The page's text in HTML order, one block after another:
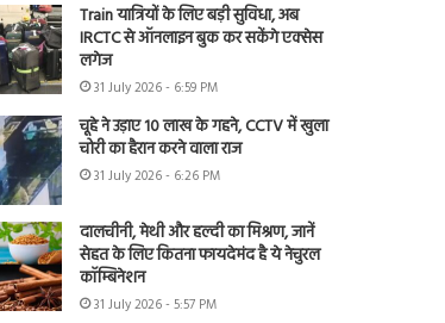
Train यात्रियों के लिए बड़ी सुविधा, अब
IRCTC से ऑनलाइन बुक कर सकेंगे एक्सेस
लगेज
31 July 2026 - 6:59 PM
चूहे ने उड़ाए 10 लाख के गहने, CCTV में खुला
चोरी का हैरान करने वाला राज
31 July 2026 - 6:26 PM
दालचीनी, मेथी और हल्दी का मिश्रण, जानें
सेहत के लिए कितना फायदेमंद है ये नेचुरल
कॉम्बिनेशन
31 July 2026 - 5:57 PM